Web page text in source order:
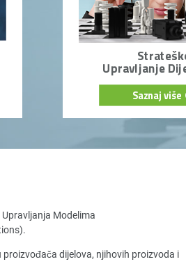
Upravljanje
Saznaj više
Modelima
dijelova, njihovih proizvoda i